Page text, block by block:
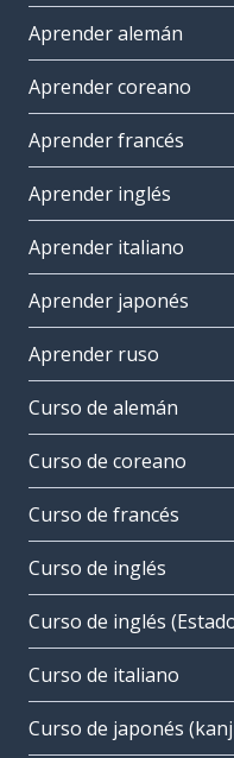
Aprender alemán
Aprender coreano
Aprender francés
Aprender inglés
Aprender italiano
Aprender japonés
Aprender ruso
Curso de alemán
Curso de coreano
Curso de francés
Curso de inglés
Curso de inglés
Curso de italiano
Curso de japonés